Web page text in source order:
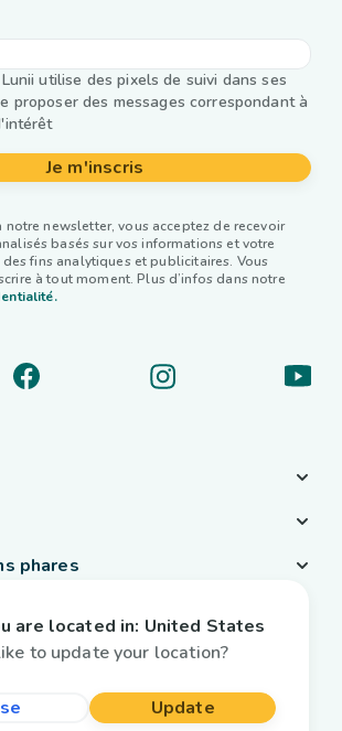
Lunii utilise des pixels de suivi dans ses
proposer des messages correspondant à
Je m'inscris
notre newsletter, vous acceptez de recevoir
basés sur vos informations et votre
fins analytiques et publicitaires. Vous
à tout moment. Plus d’infos dans notre
phares
are located in: United States
to update your location?
Update